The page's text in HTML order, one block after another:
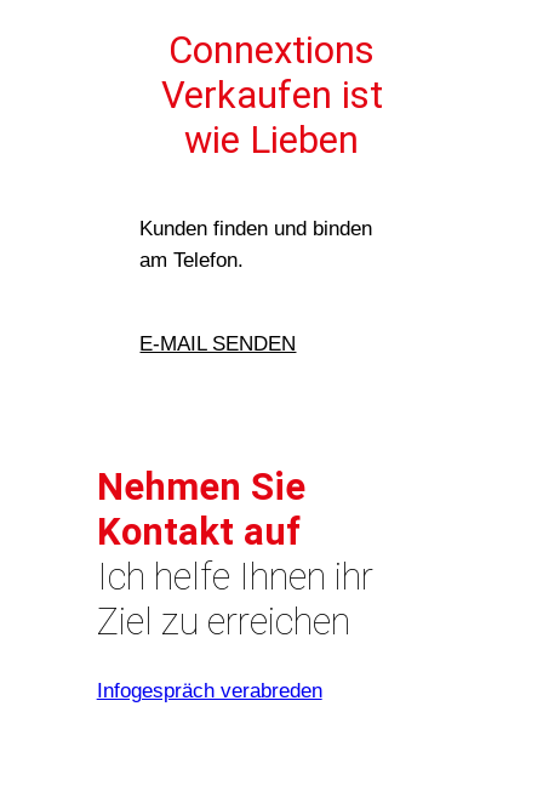
Connextions
Verkaufen ist
wie Lieben
Kunden finden und binden
am Telefon.
E-MAIL SENDEN
Nehmen Sie
Kontakt auf
Ich helfe Ihnen ihr
Ziel zu erreichen
Infogespräch verabreden